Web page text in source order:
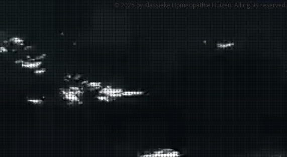
© 2025 by Klassieke Homeopathie Huizen. All rights reserved.